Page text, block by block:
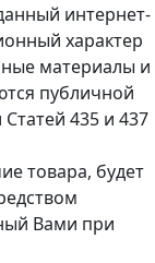
интернет-
характер
материалы и
публичной
435 и 437
товара, будет
Вами при